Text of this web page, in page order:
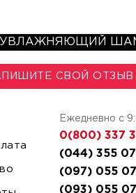
УВЛАЖНЯЮЩИЙ
СВОЙ ОТЗЫВ
Ежедневно с
0(800) 337
(044) 355
(097) 055
(093) 055